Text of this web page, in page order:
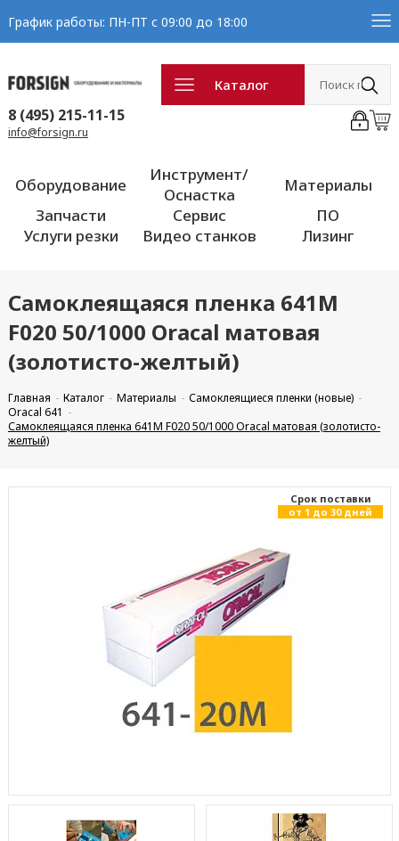
График работы: ПН-ПТ с 09:00 до 18:00
Каталог
8 (495) 215-11-15
info@forsign.ru
Оборудование
Инструмент/
Оснастка
Материалы
Запчасти
Сервис
ПО
Услуги резки
Видео станков Лизинг
Самоклеящаяся пленка 641M
F020 50/1000 Oracal матовая
(золотисто-желтый)
Главная Каталог Материалы
Самоклеящиеся пленки (новые)
Oracal 641
Самоклеящаяся пленка 641M F020 50/1000 Oracal матовая (золотисто-
желтый)
Cрок поставки
от 1 до 30 дней